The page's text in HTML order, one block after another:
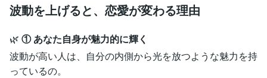
波動を上げると、恋愛が変わる理由
🌿 ① あなた自身が魅力的に輝く
波動が高い人は、自分の内側から光を放つような魅力を持
っているの。